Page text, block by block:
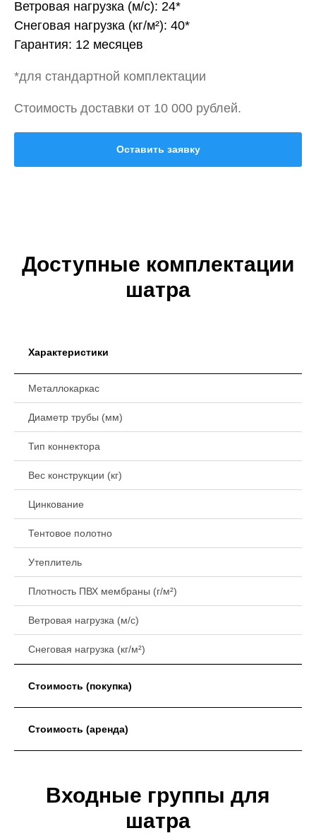
Ветровая нагрузка (м/с): 24*
Снеговая нагрузка (кг/м²): 40*
Гарантия: 12 месяцев
*для стандартной комплектации
Стоимость доставки от 10 000 рублей.
Оставить заявку
Доступные комплектации
шатра
Характеристики
Металлокаркас
Диаметр трубы (мм)
Тип коннектора
Вес конструкции (кг)
Цинкование
Тентовое полотно
Утеплитель
Плотность ПВХ мембраны (г/м²)
Ветровая нагрузка (м/с)
Снеговая нагрузка (кг/м²)
Стоимость (покупка)
Стоимость (аренда)
Входные группы для
шатра